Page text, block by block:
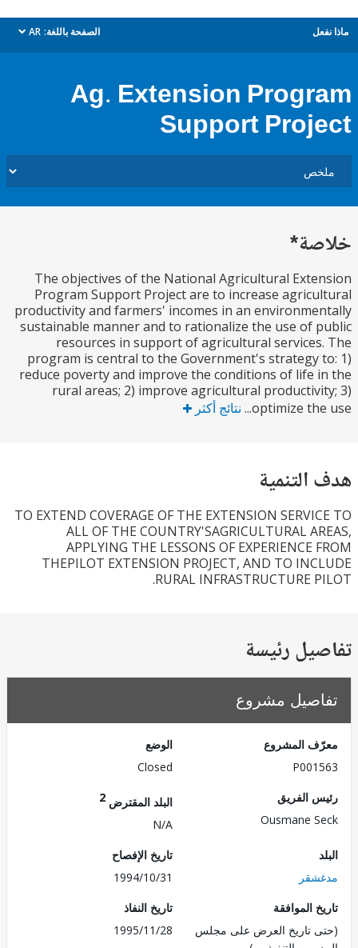
الصفحة باللغة: AR
dropdown
Ag. Extension
Support
The objectives of the National Agricultural
Program Support Project are to increase
productivity and farmers' incomes in an
sustainable manner and to rationalize the use of
resources in support of agricultural
program is central to the Government's
reduce poverty and improve the conditions of life
rural areas; 2) improve agricultural
optimize نتائج أكثر
TO EXTEND COVERAGE OF THE EXTENSION
ALL OF THE COUNTRY'SAGRICULTURAL
APPLYING THE LESSONS OF EXPERIENCE
THEPILOT EXTENSION PROJECT, AND TO
RURAL INFRASTRUCTURE
رئيسة
مشروع
المشروع
الفريق
Ousmane
البلد المقترض
تاريخ الإفصاح
1994/10/31
الموافقة
تاريخ العرض على مجلس
تاريخ النفاذ
1995/11/28